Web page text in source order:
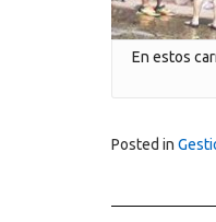
En estos
Posted in